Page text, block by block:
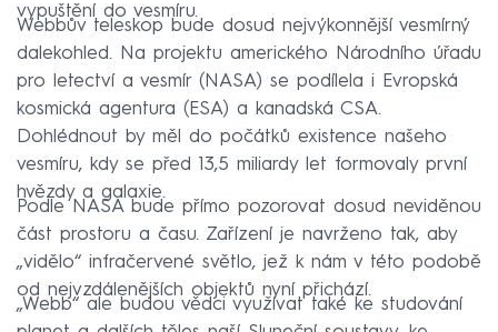
vypuštění do vesmíru.
Webbův teleskop bude dosud nejvýkonnější vesmírný
dalekohled. Na projektu amerického Národního úřadu
pro letectví a vesmír (NASA) se podílela i Evropská
kosmická agentura (ESA) a kanadská CSA.
Dohlédnout by měl do počátků existence našeho
vesmíru, kdy se před 13,5 miliardy let formovaly první
hvězdy a galaxie.
Podle NASA bude přímo pozorovat dosud neviděnou
část prostoru a času. Zařízení je navrženo tak, aby
„vidělo“ infračervené světlo, jež k nám v této podobě
od nejvzdálenějších objektů nyní přichází.
„Webb“ ale budou vědci využívat také ke studování